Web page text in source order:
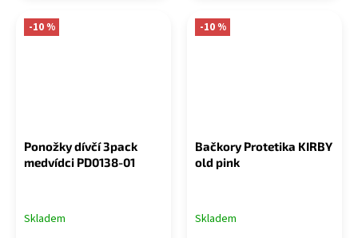
-10 %
Ponožky dívčí 3pack
medvídci PD0138-01
Skladem
-10 %
Bačkory Protetika KIRBY
old pink
Skladem